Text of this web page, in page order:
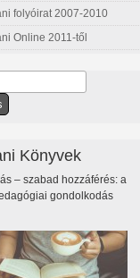
folyóirat 2007-2010
Online 2011-től
űrlap
Könyvek
– szabad hozzáférés: a
gondolkodás